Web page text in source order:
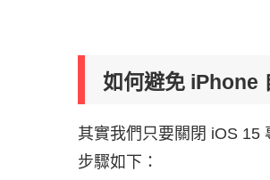
如何避免 iPhone
其實我們只要關閉 iOS 15
步驟如下：